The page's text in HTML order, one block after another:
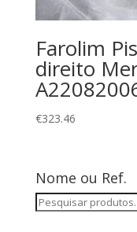
Farolim
direito
€323.46
Nome ou Ref.
Pesquisar